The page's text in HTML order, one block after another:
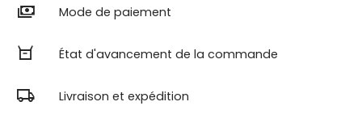
payments Mode de paiement
orders État d'avancement de la commande
local_shipping Livraison et expédition